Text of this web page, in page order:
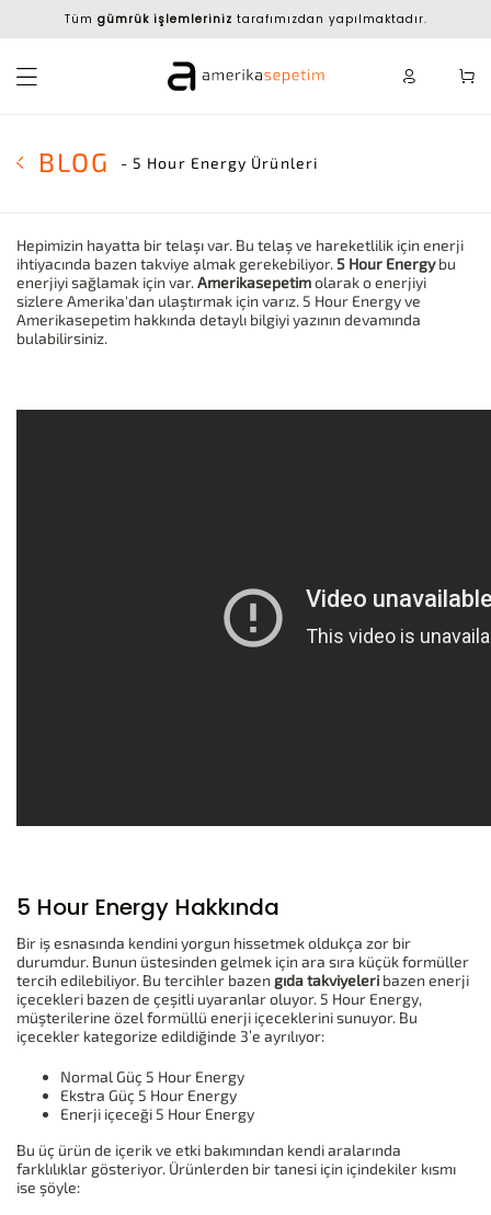
Tüm gümrük işlemleriniz tarafımızdan yapılmaktadır.
BLOG - 5 Hour Energy Ürünleri
Hepimizin hayatta bir telaşı var. Bu telaş ve hareketlilik için enerji
ihtiyacında bazen takviye almak gerekebiliyor. 5 Hour Energybu
enerjiyi sağlamak için var. Amerikasepetimolarak o enerjiyi
sizlere Amerika'dan ulaştırmak için varız. 5 Hour Energy ve
Amerikasepetim hakkında detaylı bilgiyi yazının devamında
bulabilirsiniz.
5 Hour Energy Hakkında
Bir iş esnasında kendini yorgun hissetmek oldukça zor bir
durumdur. Bunun üstesinden gelmek için ara sıra küçük formüller
tercih edilebiliyor. Bu tercihler bazen gıda takviyeleri bazen enerji
içecekleri bazen de çeşitli uyaranlar oluyor. 5 Hour Energy,
müşterilerine özel formüllü enerji içeceklerini sunuyor. Bu
içecekler kategorize edildiğinde 3’e ayrılıyor:
Normal Güç 5 Hour Energy
Ekstra Güç 5 Hour Energy
Enerji içeceği 5 Hour Energy
Bu üç ürün de içerik ve etki bakımından kendi aralarında
farklılıklar gösteriyor. Ürünlerden bir tanesi için içindekiler kısmı
ise şöyle: